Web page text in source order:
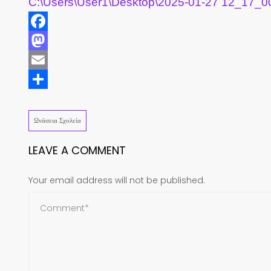
Facebook
Mastodon
Email
Ωνάσεια Σχολεία
LEAVE A COMMENT
Your email address will not be published.